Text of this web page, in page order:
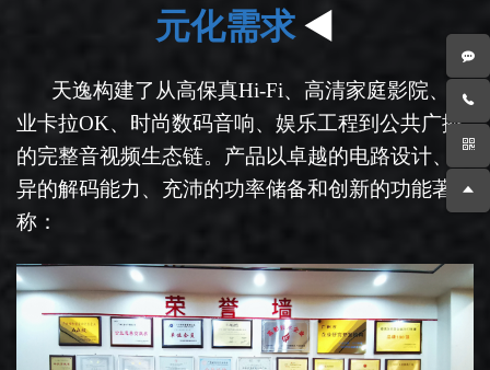
元化需求 ◄
天逸构建了从高保真Hi-Fi、高清家庭影院、专
业卡拉OK、时尚数码音响、娱乐工程到公共广播
的完整音视频生态链。产品以卓越的电路设计、优
异的解码能力、充沛的功率储备和创新的功能著
称：